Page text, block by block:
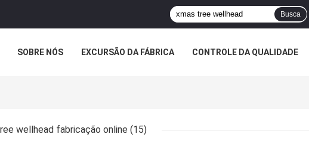
Busca
SOBRE NÓS EXCURSÃO DA FÁBRICA CONTROLE DA QUALIDADE
wellhead fabricação online (15)